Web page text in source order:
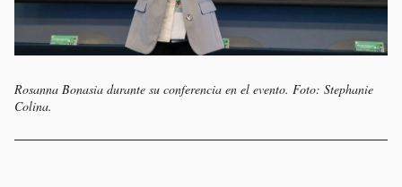
Rosanna Bonasia durante su conferencia en el evento. Foto: Stephanie
Colina.